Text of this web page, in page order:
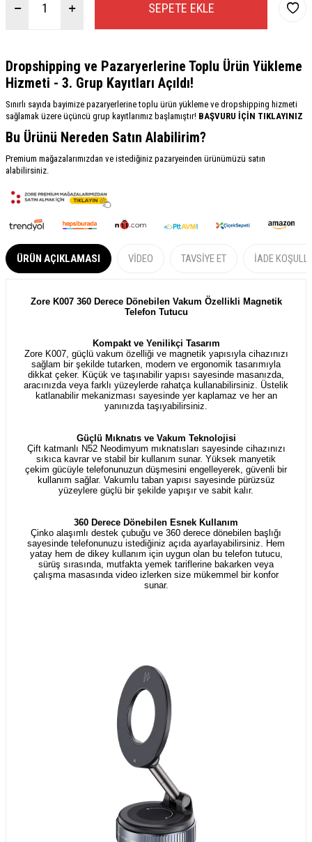
SEPETE EKLE
Dropshipping ve Pazaryerlerine Toplu Ürün Yükleme
Hizmeti - 3. Grup Kayıtları Açıldı!
Sınırlı sayıda bayimize pazaryerlerine toplu ürün yükleme ve dropshipping hizmeti
sağlamak üzere üçüncü grup kayıtlarımız başlamıştır! BAŞVURU İÇİN TIKLAYINIZ
Bu Ürünü Nereden Satın Alabilirim?
Premium mağazalarımızdan ve istediğiniz pazaryeinden ürünümüzü satın
alabilirsiniz.
ÜRÜN AÇIKLAMASI VIDEO TAVSIYE ET İADE
Zore K007 360 Derece Dönebilen Vakum Özellikli Magnetik
Telefon Tutucu
Kompakt ve Yenilikçi Tasarım
Zore K007, güçlü vakum özelliği ve magnetik yapısıyla cihazınızı
sağlam bir şekilde tutarken, modern ve ergonomik tasarımıyla
dikkat çeker. Küçük ve taşınabilir yapısı sayesinde masanızda,
aracınızda veya farklı yüzeylerde rahatça kullanabilirsiniz. Üstelik
katlanabilir mekanizması sayesinde yer kaplamaz ve her an
yanınızda taşıyabilirsiniz.
Güçlü Mıknatıs ve Vakum Teknolojisi
Çift katmanlı N52 Neodimyum mıknatısları sayesinde cihazınızı
sıkıca kavrar ve stabil bir kullanım sunar. Yüksek manyetik
çekim gücüyle telefonunuzun düşmesini engelleyerek, güvenli bir
kullanım sağlar. Vakumlu taban yapısı sayesinde pürüzsüz
yüzeylere güçlü bir şekilde yapışır ve sabit kalır.
360 Derece Dönebilen Esnek Kullanım
Çinko alaşımlı destek çubuğu ve 360 derece dönebilen başlığı
sayesinde telefonunuzu istediğiniz açıda ayarlayabilirsiniz. Hem
yatay hem de dikey kullanım için uygun olan bu telefon tutucu,
sürüş sırasında, mutfakta yemek tariflerine bakarken veya
çalışma masasında video izlerken size mükemmel bir konfor
sunar.